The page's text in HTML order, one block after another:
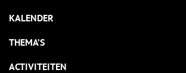
KALENDER
THEMA’S
ACTIVITEITEN